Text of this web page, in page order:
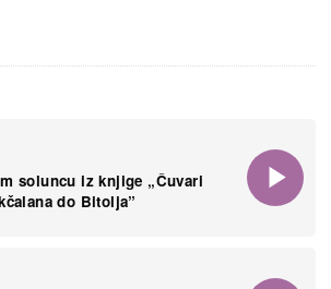
soluncu iz knjige „Čuvari
do Bitolja”